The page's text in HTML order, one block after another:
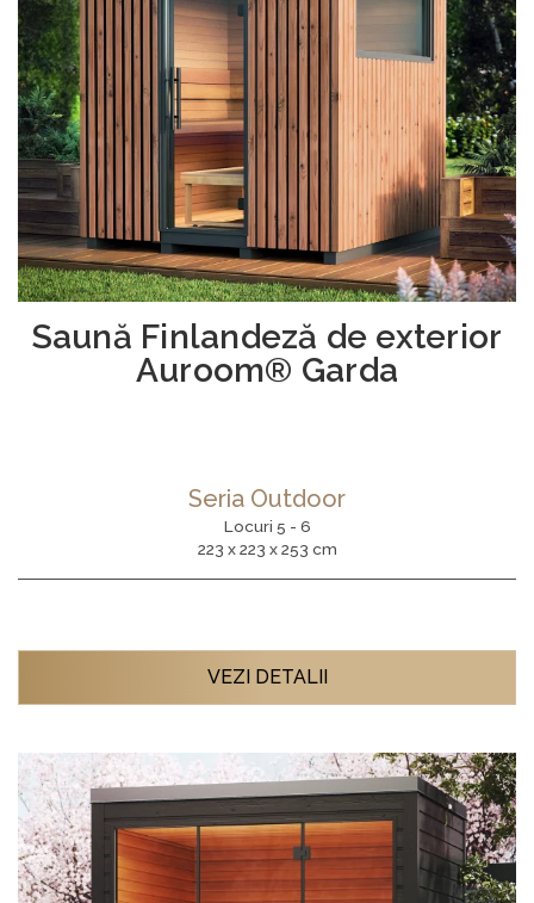
Saună Finlandeză de exterior
Auroom® Garda
Seria Outdoor
Locuri 5 - 6
223 x 223 x 253 cm
VEZI DETALII